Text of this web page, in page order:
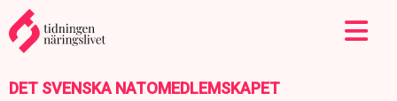
DET SVENSKA NATOMEDLEMSKAPET